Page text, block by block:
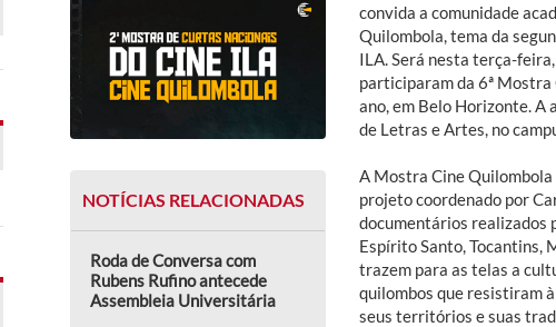
convida a comunidade
Quilombola, tema da
ILA. Será nesta terça-
participaram da 6ª
ano, em Belo Horizonte.
de Letras e Artes, no
NOTÍCIAS RELACIONADAS
Roda de Conversa com
Rubens Rufino antecede
Assembleia Universitária
A Mostra Cine Quilombola
projeto coordenado por
documentários realizados
Espírito Santo, Tocantins,
trazem para as telas a
quilombos que resistiram
seus territórios e suas